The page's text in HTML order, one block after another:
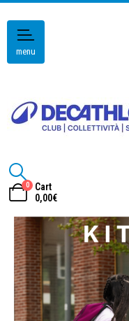
menu
0
Cart
0,00€